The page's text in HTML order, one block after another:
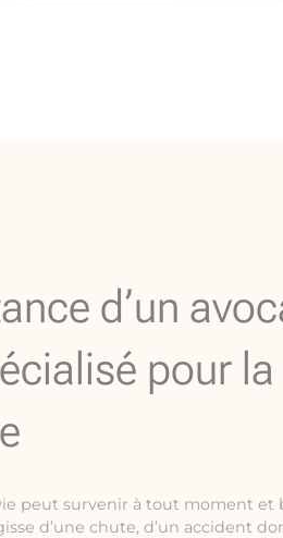
d’un
pour
peut survenir à tout moment et
d’une chute, d’un accident